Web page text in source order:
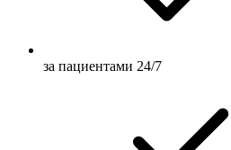
за пациентами 24/7